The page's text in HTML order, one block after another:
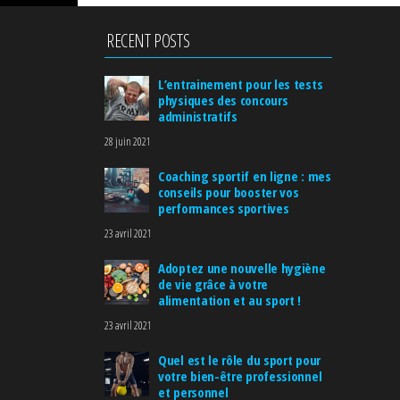
RECENT POSTS
L’entrainement pour les tests
physiques des concours
administratifs
28 juin 2021
Coaching sportif en ligne : mes
conseils pour booster vos
performances sportives
23 avril 2021
Adoptez une nouvelle hygiène
de vie grâce à votre
alimentation et au sport !
23 avril 2021
Quel est le rôle du sport pour
votre bien-être professionnel
et personnel